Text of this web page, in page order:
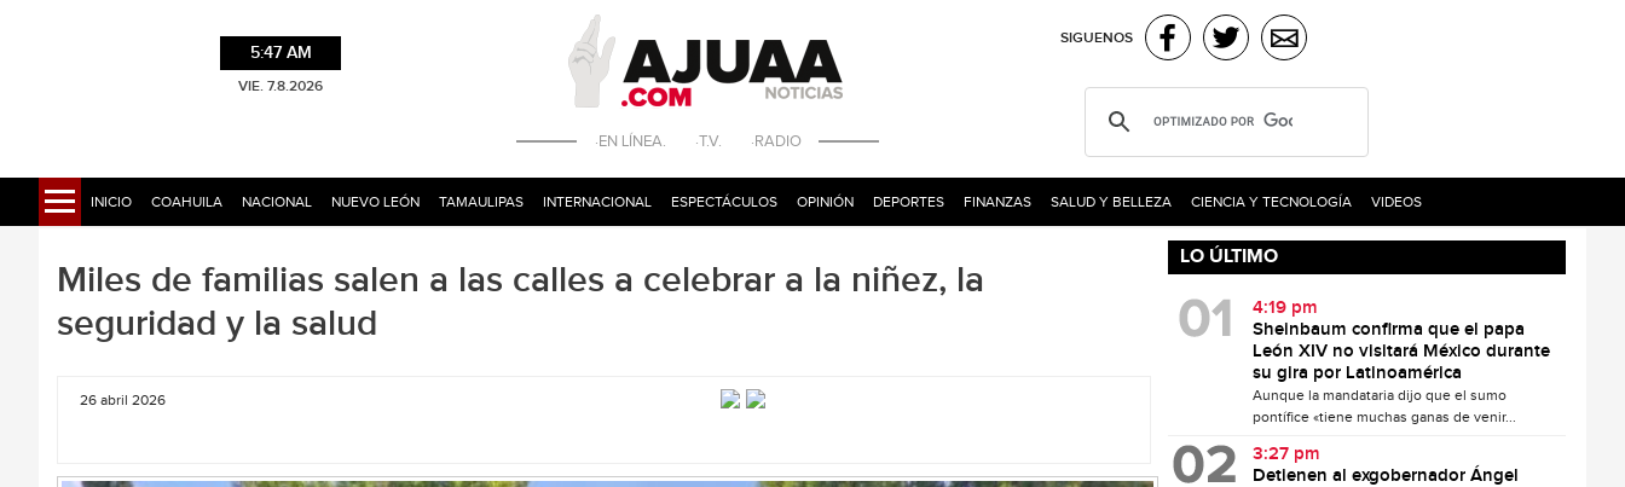
5:47 AM
VIE. 7.8.2026
·EN LÍNEA. ·T.V. ·RADIO
SIGUENOS
INICIO COAHUILA NACIONAL NUEVO LEÓN TAMAULIPAS INTERNACIONAL ESPECTÁCULOS OPINIÓN DEPORTES FINANZAS SALUD Y BELLEZA CIENCIA Y TECNOLOGÍA VIDEOS
Miles de familias salen a las calles a celebrar a la niñez, la
seguridad y la salud
26 abril 2026
LO ÚLTIMO
4:19 pm
Sheinbaum confirma que el papa
León XIV no visitará México durante
su gira por Latinoamérica
Aunque la mandataria dijo que el sumo
pontífice «tiene muchas ganas de venir...
3:27 pm
Detienen al exgobernador Ángel